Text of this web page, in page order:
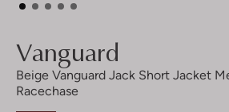
Vanguard
Beige Vanguard Jack Short Jacket
Racechase